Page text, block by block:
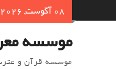
to
08 آگوست, 2026
موسسه
موسسه قرآن و